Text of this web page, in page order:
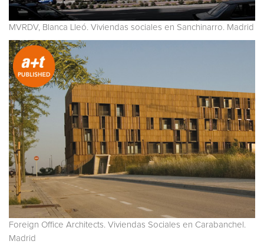
MVRDV, Blanca Lleó. Viviendas sociales en Sanchinarro. Madrid
Foreign Office Architects. Viviendas Sociales en Carabanchel.
Madrid